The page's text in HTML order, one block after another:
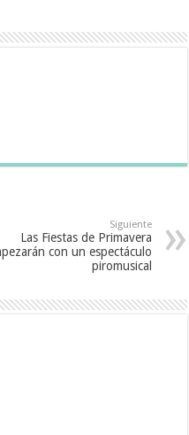
Siguiente
Las Fiestas de Primavera
con un espectáculo
piromusical